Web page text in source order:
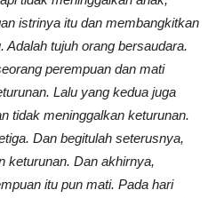
istrinya itu dan membangkitkan
Adalah tujuh orang bersaudara.
perempuan dan mati
Lalu yang kedua juga
tidak meninggalkan keturunan.
Dan begitulah seterusnya,
keturunan. Dan akhirnya,
itu pun mati. Pada hari